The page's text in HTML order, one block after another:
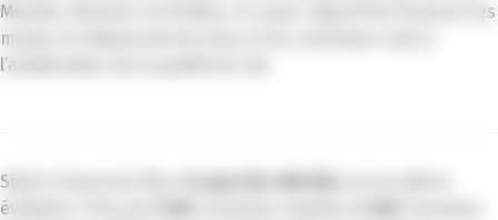
Méridia. Nommé «m’airidia», il a pour objectif de favoriser les
modes de déplacements doux et de contribuer ainsi à
l’amélioration de la qualité de l’air.
Situé à l’ouest de Nice,
évolution. Près de